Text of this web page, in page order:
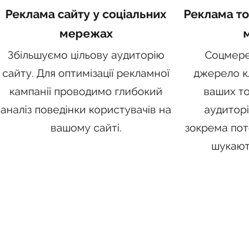
Реклама сайту у соціальних
мережах
Збільшуємо цільову аудиторію
сайту. Для оптимізації рекламної
кампанії проводимо глибокий
аналіз поведінки користувачів на
вашому сайті.
Реклама
джерело
ваших
зокрема